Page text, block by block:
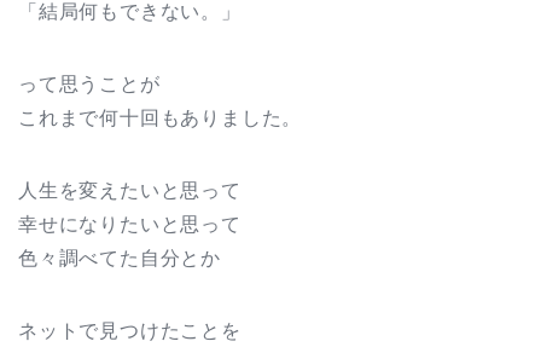
「結局何もできない。」
って思うことが
これまで何十回もありました。
人生を変えたいと思って
幸せになりたいと思って
色々調べてた自分とか
ネットで見つけたことを